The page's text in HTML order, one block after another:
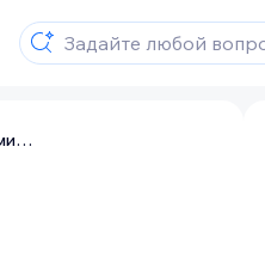
Wix Hotels: переход на премиум